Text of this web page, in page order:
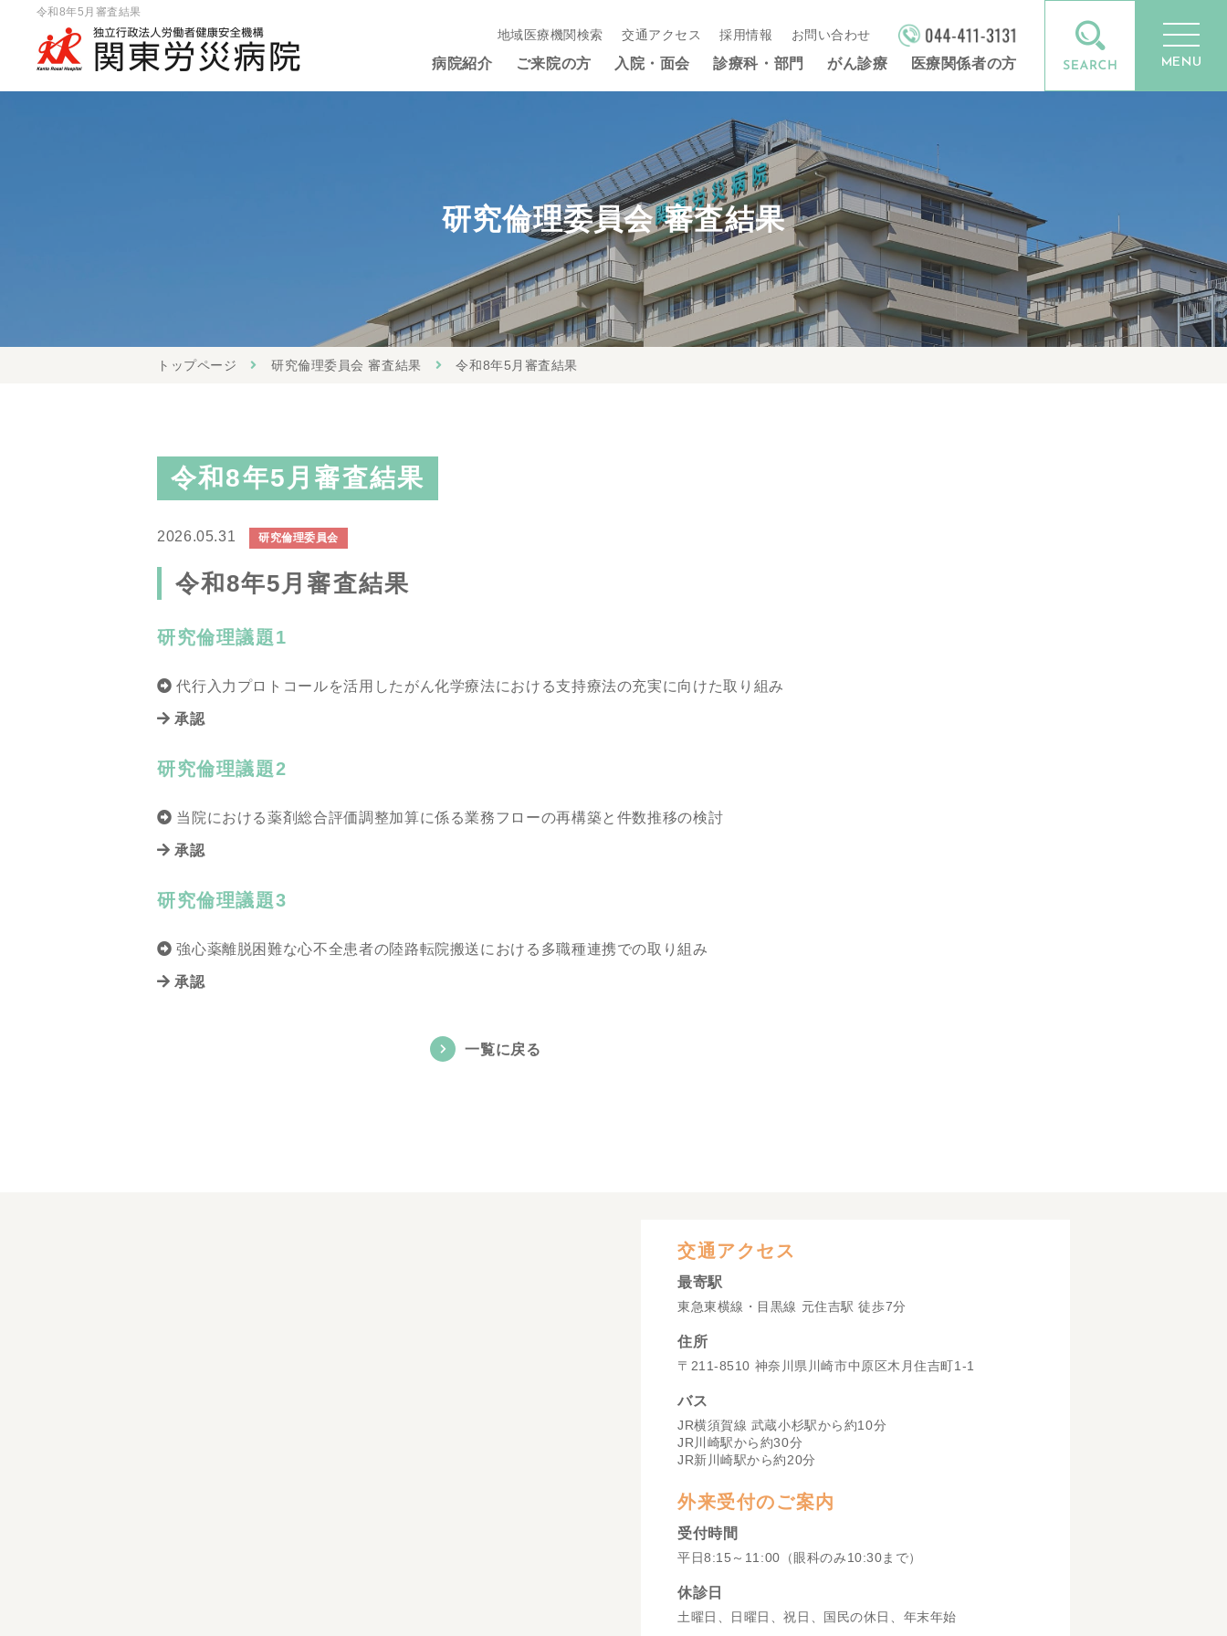
令和8年5月審査結果
地域医療機関検索 交通アクセス 採用情報 お問い合わせ
病院紹介 ご来院の方 入院・面会 診療科・部門 がん診療 医療関係者の方 MENU
研究倫理委員会 審査結果
トップページ 研究倫理委員会 審査結果 令和8年5月審査結果
令和8年5月審査結果
2026.05.31 研究倫理委員会
令和8年5月審査結果
研究倫理議題1
代行入力プロトコールを活用したがん化学療法における支持療法の充実に向けた取り組み
承認
研究倫理議題2
当院における薬剤総合評価調整加算に係る業務フローの再構築と件数推移の検討
承認
研究倫理議題3
強心薬離脱困難な心不全患者の陸路転院搬送における多職種連携での取り組み
承認
一覧に戻る
交通アクセス
最寄駅
東急東横線・目黒線 元住吉駅 徒歩7分
住所
〒211-8510 神奈川県川崎市中原区木月住吉町1-1
バス
JR横須賀線 武蔵小杉駅から約10分
JR川崎駅から約30分
JR新川崎駅から約20分
外来受付のご案内
受付時間
平日8:15～11:00（眼科のみ10:30まで）
休診日
土曜日、日曜日、祝日、国民の休日、年末年始